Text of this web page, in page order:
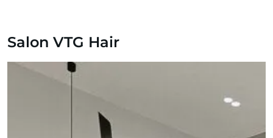
Salon VTG Hair